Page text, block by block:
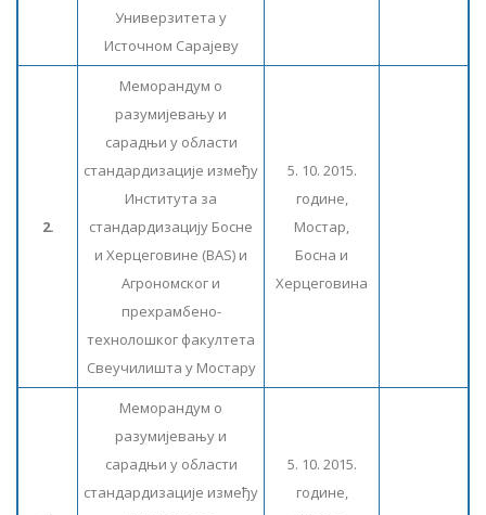
Универзитета у
Источном Сарајеву
2.
Меморандум о
разумијевању и
сарадњи у области
стандардизације између
Института за
стандардизацију Босне
и Херцеговине (BAS) и
Агрономског и
прехрамбено-
технолошког факултета
Свеучилишта у Мостару
5. 10. 2015.
године,
Мостар,
Босна и
Херцеговина
Меморандум о
разумијевању и
сарадњи у области
стандардизације између
5. 10. 2015.
године,